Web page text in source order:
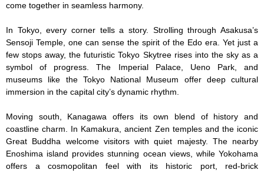
come together in seamless harmony.
In Tokyo, every corner tells a story. Strolling through Asakusa’s
Sensoji Temple, one can sense the spirit of the Edo era. Yet just a
few stops away, the futuristic Tokyo Skytree rises into the sky as a
symbol of progress. The Imperial Palace, Ueno Park, and
museums like the Tokyo National Museum offer deep cultural
immersion in the capital city’s dynamic rhythm.
Moving south, Kanagawa offers its own blend of history and
coastline charm. In Kamakura, ancient Zen temples and the iconic
Great Buddha welcome visitors with quiet majesty. The nearby
Enoshima island provides stunning ocean views, while Yokohama
offers a cosmopolitan feel with its historic port, red-brick